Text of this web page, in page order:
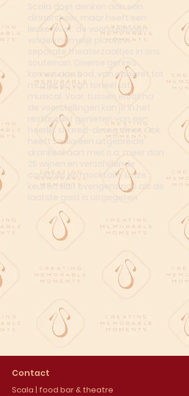
Scala doet denken aan een
dinnershow, maar heeft een
leuke twist: de voorstellingen
vinden namelijk plaats in
separate theaterzaaltjes in ons
souterrain. Diverse genres
komen aan bod, van cabaret tot
muziek en van toneel tot
musical. Voor, tussen en/of na
de voorstellingen kan je in het
restaurant genieten van een
heerlijk shared-dining diner. Ook
heeft Scala een uitgebreide
drankenkaart met o.a. meer dan
25 wijnen en verschillende
cocktails en mocktails. Onze
keuken sluit overigens pas als de
laatste gast is uitgegeten.
Contact
Scala | food bar & theatre